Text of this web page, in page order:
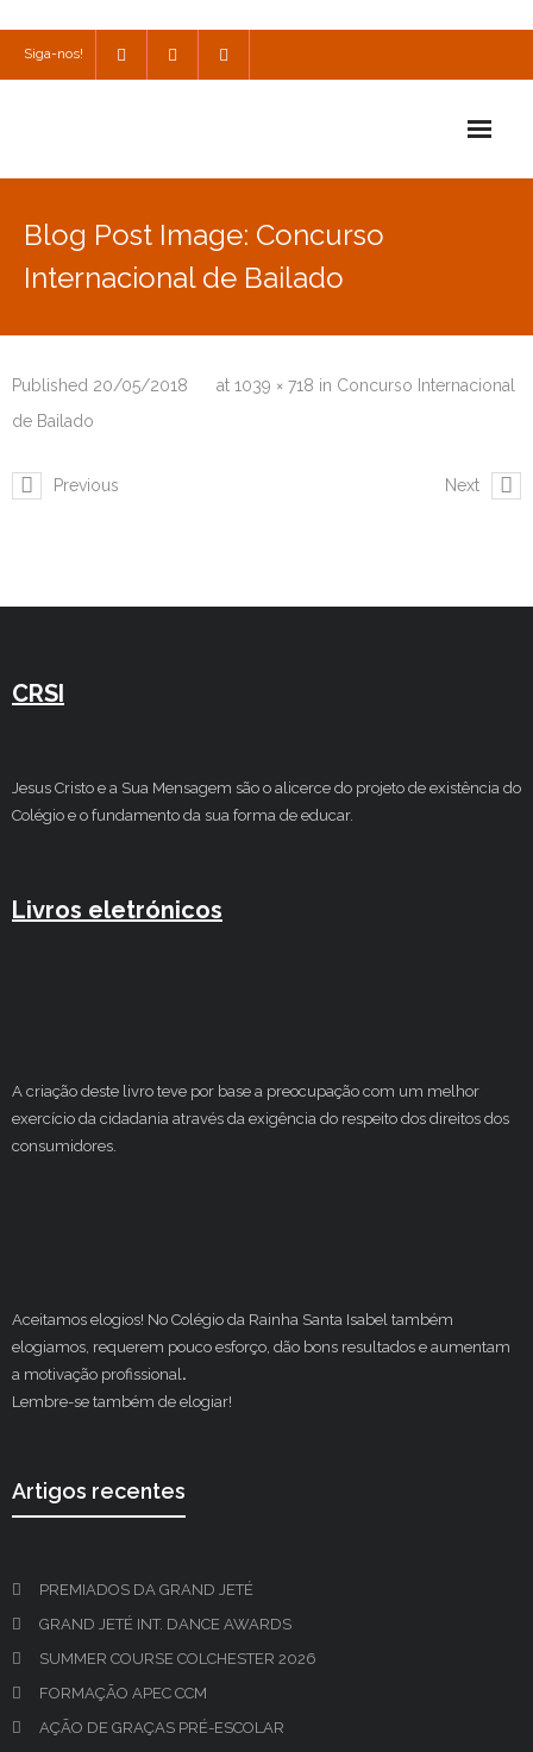
Siga-nos!
Escola
Consulta
Blog Post Image: Concurso
Internacional de Bailado
Published 20/05/2018 at 1039 × 718 in Concurso Internacional
de Bailado
Previous Next
CRSI
Jesus Cristo e a Sua Mensagem são o alicerce do projeto de existência do
Colégio e o fundamento da sua forma de educar.
Livros eletrónicos
A criação deste livro teve por base a preocupação com um melhor
exercício da cidadania através da exigência do respeito dos direitos dos
consumidores.
Aceitamos elogios! No Colégio da Rainha Santa Isabel também
elogiamos, requerem pouco esforço, dão bons resultados e aumentam
a motivação profissional.
Lembre-se também de elogiar!
Artigos recentes
PREMIADOS DA GRAND JETÉ
GRAND JETÉ INT. DANCE AWARDS
SUMMER COURSE COLCHESTER 2026
FORMAÇÃO APEC CCM
AÇÃO DE GRAÇAS PRÉ-ESCOLAR